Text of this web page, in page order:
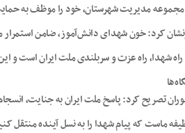
مدیریت شهرستان، خود را موظف به
کرد: خون شهدای دانش‌آموز، ضامن
شهدا، راه عزت و سربلندی ملت ایران است و
تصریح کرد: پاسخ ملت ایران به جنایت،
ماست که پیام شهدا را به نسل آینده منتقل